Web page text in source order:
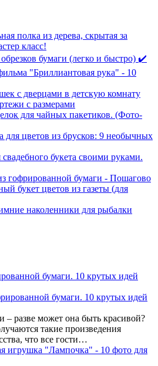
полка из дерева, скрытая за
класс!
бумаги (легко и быстро) ✔️
"Бриллиантовая рука" - 10
с дверцами в детскую комнату
с размерами
для чайных пакетиков. (Фото-
для цветов из брусков: 9 необычных
букета своими руками.
гофрированной бумаги - Пошагово
букет цветов из газеты (для
наколенники для рыбалки
бумаги. 10 крутых идей
– разве может она быть красивой?
такие произведения
что все гости…
игрушка "Лампочка" - 10 фото для